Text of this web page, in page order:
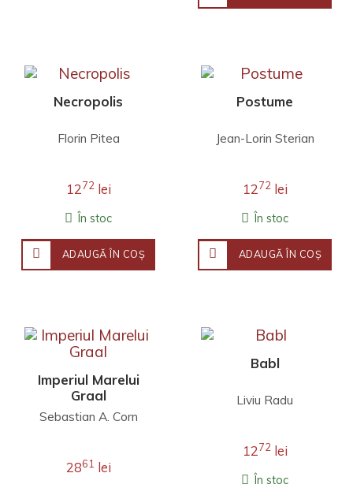
Necropolis
Florin Pitea
1272lei
În stoc
ADAUGĂ ÎN COŞ
Postume
Jean-Lorin Sterian
1272lei
În stoc
ADAUGĂ ÎN COŞ
Imperiul Marelui
Graal
Sebastian A. Corn
2861 lei
Babl
Liviu Radu
1272lei
În stoc